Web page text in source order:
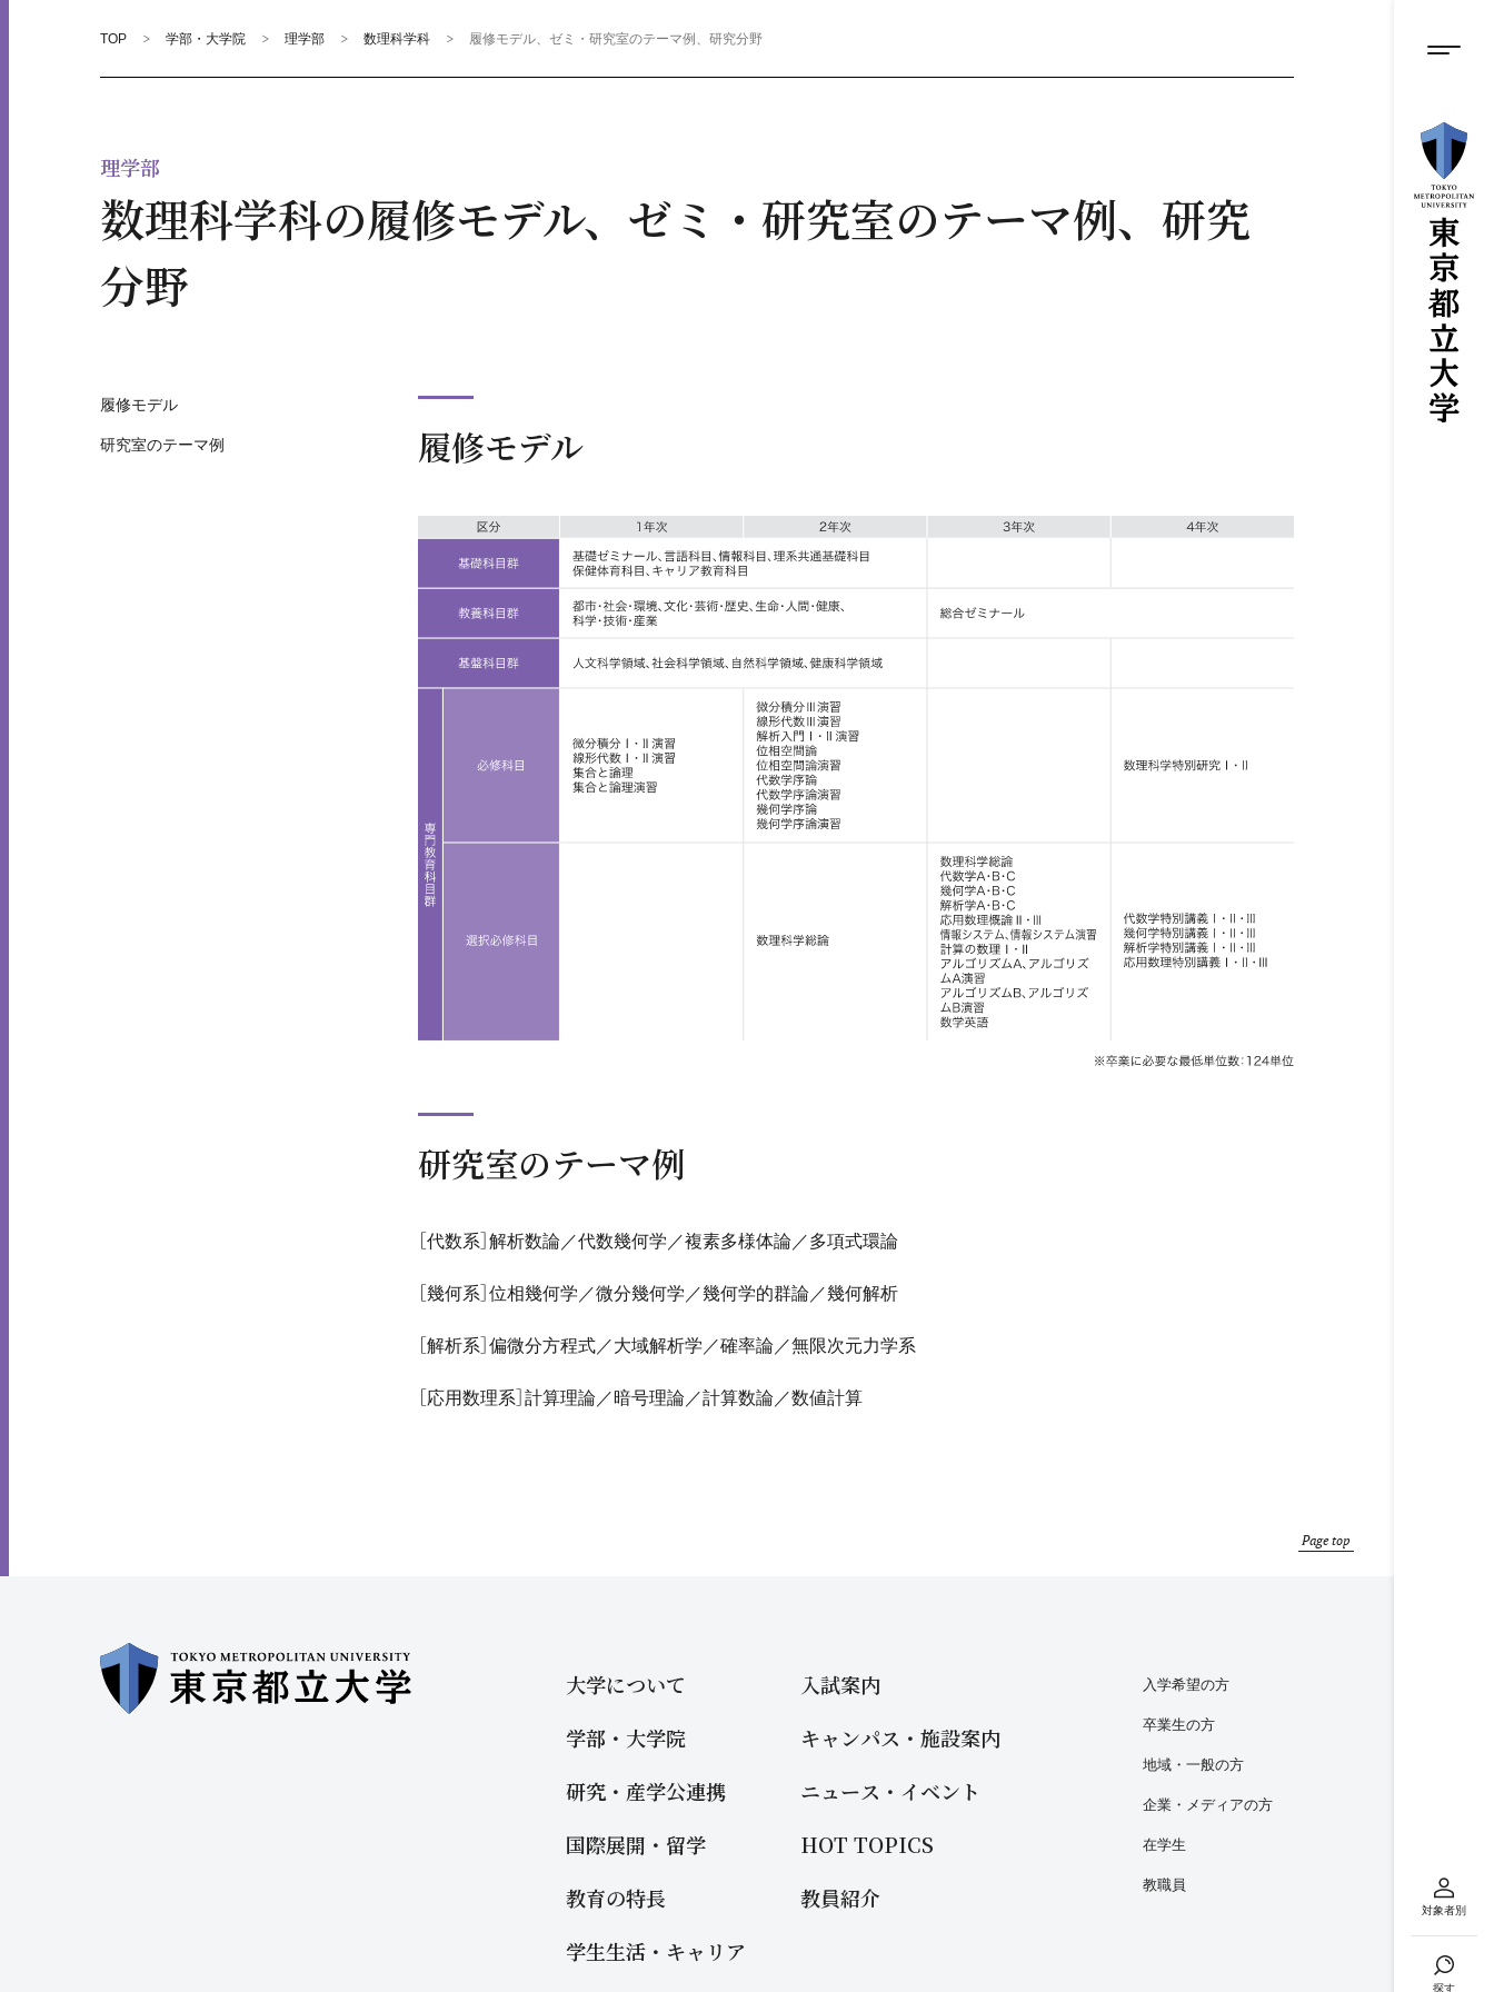
ン
ン
ツ
に
ス
キ
ッ
プ
メニ
対象者別
探す
TOP 学部・大学院 理学部 数理科学科 履修モデル、ゼミ・研究室のテーマ例、研究分野
理学部
数理科学科の履修モデル、ゼミ・研究室のテーマ例、研究
分野
履修モデル
研究室のテーマ例
［代数系］解析数論／代数幾何学／複素多様体論／多項式環論
［幾何系］位相幾何学／微分幾何学／幾何学的群論／幾何解析
［解析系］偏微分方程式／大域解析学／確率論／無限次元力学系
［応用数理系］計算理論／暗号理論／計算数論／数値計算
履修モデル
研究室のテーマ例
Page top
大学について
学部・大学院
研究・産学公連携
国際展開・留学
教育の特長
学生生活・キャリア
入試案内
キャンパス・施設案内
ニュース・イベント
HOT TOPICS
教員紹介
入学希望の方
卒業生の方
地域・一般の方
企業・メディアの方
在学生
教職員